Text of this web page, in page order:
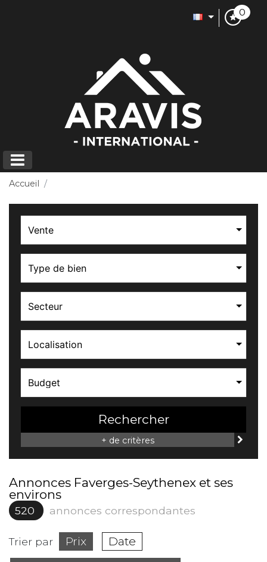
0
Accueil
Vente
Type de bien
Secteur
Localisation
Budget
Rechercher
+ de critères
Annonces Faverges-Seythenex et ses
environs
520 annonces correspondantes
Trier par Prix Date